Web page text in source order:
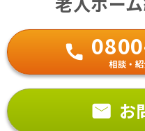
相談・
お